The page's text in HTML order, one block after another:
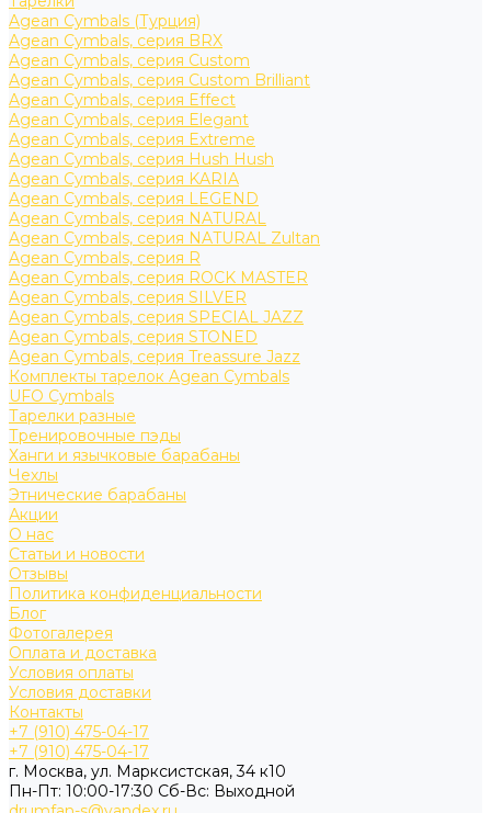
Agean Cymbals (Турция)
Agean Cymbals, серия BRX
Agean Cymbals, серия Custom
Agean Cymbals, серия Custom Brilliant
Agean Cymbals, серия Effect
Agean Cymbals, серия Elegant
Agean Cymbals, серия Extreme
Agean Cymbals, серия Hush Hush
Agean Cymbals, серия KARIA
Agean Cymbals, серия LEGEND
Agean Cymbals, серия NATURAL
Agean Cymbals, серия NATURAL Zultan
Agean Cymbals, серия R
Agean Cymbals, серия ROCK MASTER
Agean Cymbals, серия SILVER
Agean Cymbals, серия SPECIAL JAZZ
Agean Cymbals, серия STONED
Agean Cymbals, серия Treassure Jazz
Комплекты тарелок Agean Cymbals
UFO Cymbals
Тарелки разные
Тренировочные пэды
Ханги и язычковые барабаны
Чехлы
Этнические барабаны
Акции
О нас
Статьи и новости
Отзывы
Политика конфиденциальности
Блог
Фотогалерея
Оплата и доставка
Условия оплаты
Условия доставки
Контакты
+7 (910) 475-04-17
+7 (910) 475-04-17
г. Москва, ул. Марксистская, 34 к10
Пн-Пт: 10:00-17:30 Cб-Вс: Выходной